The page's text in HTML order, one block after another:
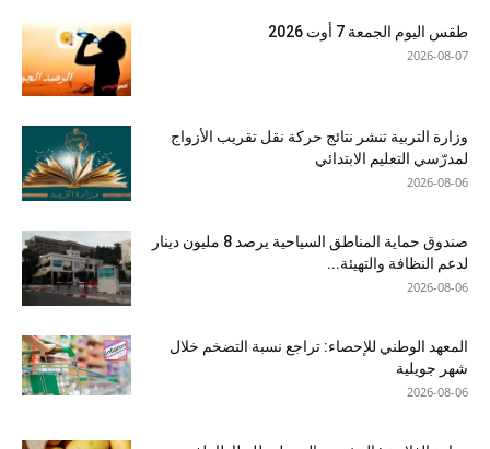
طقس اليوم الجمعة 7 أوت 2026
2026-08-07
وزارة التربية تنشر نتائج حركة نقل تقريب الأزواج
لمدرّسي التعليم الابتدائي
2026-08-06
صندوق حماية المناطق السياحية يرصد 8 مليون دينار
لدعم النظافة والتهيئة...
2026-08-06
المعهد الوطني للإحصاء: تراجع نسبة التضخم خلال
شهر جويلية
2026-08-06